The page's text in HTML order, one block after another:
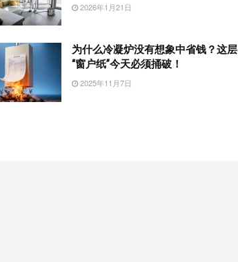
2026年1月21日
为什么冷凝炉没有想象中省钱？这层
“窗户纸”今天必须捅破！
2025年11月7日